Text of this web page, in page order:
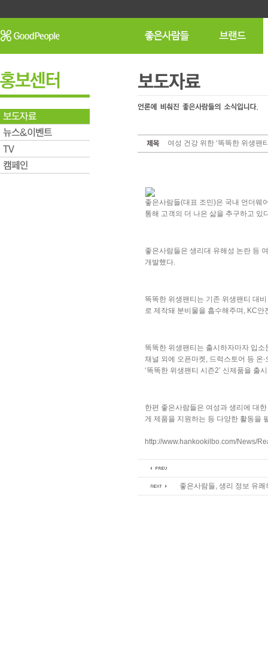
여성 건강 위한 ‘똑똑한 위생팬
좋은사람들(대표 조민)은 국내 언더웨
통해 고객의 더 나은 삶을 추구하고 있
좋은사람들은 생리대 유해성 논란 등
개발했다.
똑똑한 위생팬티는 기존 위생팬티 대
로 제작돼 분비물을 흡수해주며, KC
똑똑한 위생팬티는 출시하자마자 입
채널 외에 오픈마켓, 드럭스토어 등 온
‘똑똑한 위생팬티 시즌2’ 신제품을 출
한편 좋은사람들은 여성과 생리에 대
게 제품을 지원하는 등 다양한 활동을
http://www.hankookilbo.com/News/
좋은사람들, 생리 정보 유